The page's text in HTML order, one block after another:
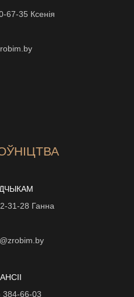
67-35 Ксенiя
31-28 Ганна
384-66-03